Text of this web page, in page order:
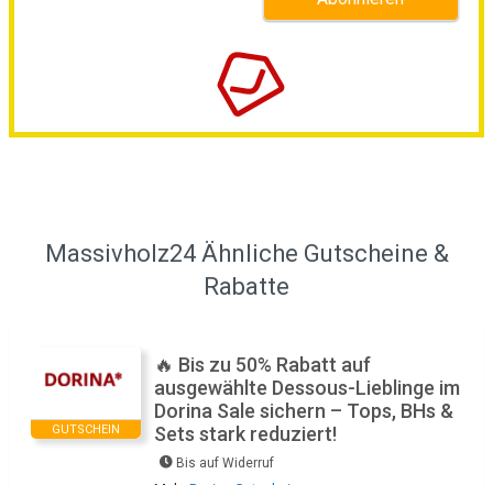
Massivholz24 Ähnliche Gutscheine &
Rabatte
GUTSCHEIN
🔥 Bis zu 50% Rabatt auf
ausgewählte Dessous-Lieblinge im
Dorina Sale sichern – Tops, BHs &
Sets stark reduziert!
Bis auf Widerruf